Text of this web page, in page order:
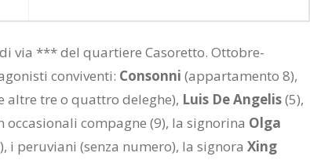
via *** del quartiere Casoretto. Ottobre-
conviventi: Consonni (appartamento 8),
altre tre o quattro deleghe), Luis De Angelis(5),
occasionali compagne (9), la signorina Olga
i peruviani (senza numero), la signora Xing